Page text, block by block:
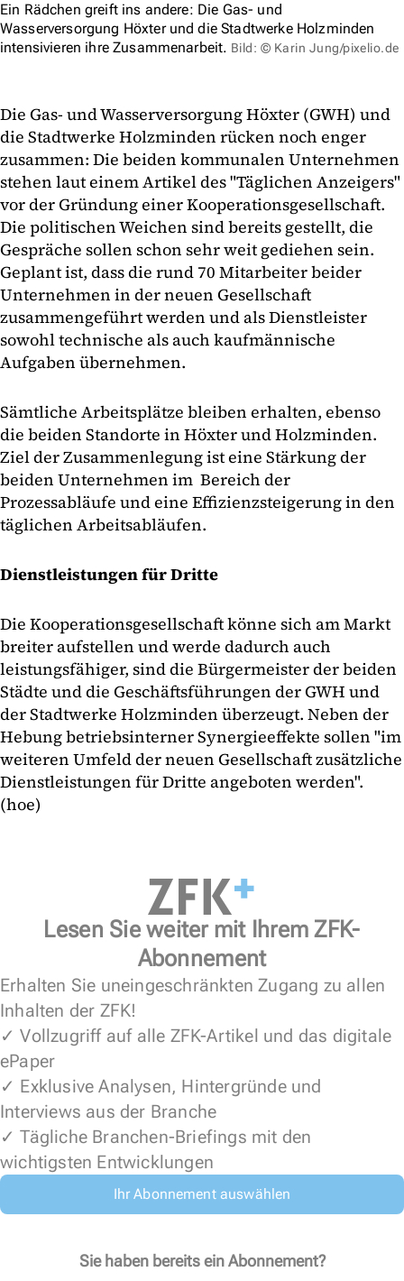
Ein Rädchen greift ins andere: Die Gas- und
Wasserversorgung Höxter und die Stadtwerke Holzminden
intensivieren ihre Zusammenarbeit. Bild: © Karin Jung/pixelio.de
Die Gas- und Wasserversorgung Höxter (GWH) und
die Stadtwerke Holzminden rücken noch enger
zusammen: Die beiden kommunalen Unternehmen
stehen laut einem Artikel des "Täglichen Anzeigers"
vor der Gründung einer Kooperationsgesellschaft.
Die politischen Weichen sind bereits gestellt, die
Gespräche sollen schon sehr weit gediehen sein.
Geplant ist, dass die rund 70 Mitarbeiter beider
Unternehmen in der neuen Gesellschaft
zusammengeführt werden und als Dienstleister
sowohl technische als auch kaufmännische
Aufgaben übernehmen.
Sämtliche Arbeitsplätze bleiben erhalten, ebenso
die beiden Standorte in Höxter und Holzminden.
Ziel der Zusammenlegung ist eine Stärkung der
beiden Unternehmen im Bereich der
Prozessabläufe und eine Effizienzsteigerung in den
täglichen Arbeitsabläufen.
Dienstleistungen für Dritte
Die Kooperationsgesellschaft könne sich am Markt
breiter aufstellen und werde dadurch auch
leistungsfähiger, sind die Bürgermeister der beiden
Städte und die Geschäftsführungen der GWH und
der Stadtwerke Holzminden überzeugt. Neben der
Hebung betriebsinterner Synergieeffekte sollen "im
weiteren Umfeld der neuen Gesellschaft zusätzliche
Dienstleistungen für Dritte angeboten werden".
(hoe)
Lesen Sie weiter mit Ihrem ZFK-
Abonnement
Erhalten Sie uneingeschränkten Zugang zu allen
Inhalten der ZFK!
✓ Vollzugriff auf alle ZFK-Artikel und das digitale
ePaper
✓ Exklusive Analysen, Hintergründe und
Interviews aus der Branche
✓ Tägliche Branchen-Briefings mit den
wichtigsten Entwicklungen
Ihr Abonnement auswählen
Sie haben bereits ein Abonnement?